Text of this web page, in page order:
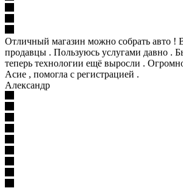
Отличный магазин можно собрать авто !
продавцы . Пользуюсь услугами давно .
теперь технологии ещё выросли .
Асие , помогла с регистрацией .
Александр